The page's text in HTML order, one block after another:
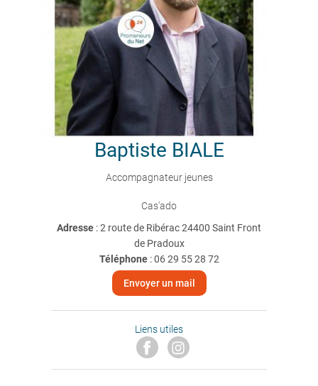
Baptiste BIALE
Accompagnateur jeunes
Cas'ado
Adresse : 2 route de Ribérac 24400 Saint Front
de Pradoux
Téléphone:06 29 55 28 72
Envoyer un mail
Liens utiles